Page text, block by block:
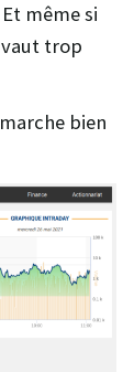
même si
vaut trop
bien